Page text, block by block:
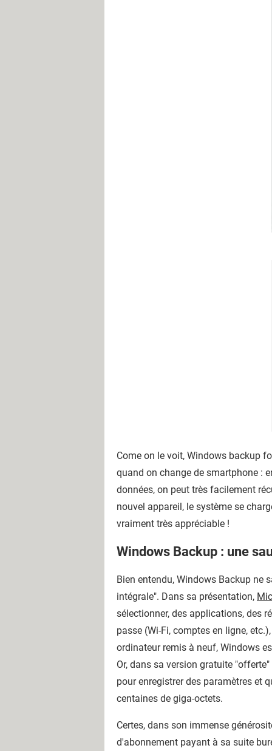
Come on le voit, Windows backup
quand on change de smartphone :
données, on peut très facilement
nouvel appareil, le système se
vraiment très appréciable !
Windows Backup : une
Bien entendu, Windows Backup ne
intégrale". Dans sa présentation,
sélectionner, des applications, des
passe (Wi-Fi, comptes en ligne,
ordinateur remis à neuf, Windows
Or, dans sa version gratuite
pour enregistrer des paramètres et
centaines de giga-octets.
Certes, dans son immense
d'abonnement payant à sa suite